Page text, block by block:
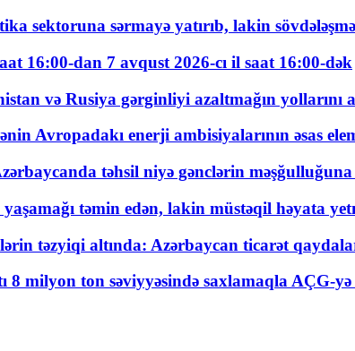
sektoruna sərmayə yatırıb, lakin
16:00-dan 7 avqust 2026-cı il saat 16:00-dək
və Rusiya gərginliyi azaltmağın yollarını
Avropadakı enerji ambisiyalarının əsas
təhsil niyə gənclərin
təmin edən, lakin müstəqil həyata
təzyiqi altında: Azərbaycan ticarət
8 milyon ton səviyyəsində saxlamaqla AÇG-